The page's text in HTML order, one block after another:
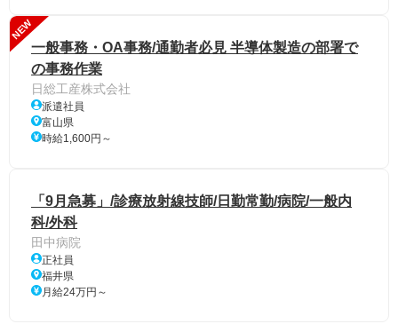
NEW
一般事務・OA事務/通勤者必見 半導体製造の部署で
の事務作業
日総工産株式会社
派遣社員
富山県
時給1,600円～
「9月急募」/診療放射線技師/日勤常勤/病院/一般内
科/外科
田中病院
正社員
福井県
月給24万円～